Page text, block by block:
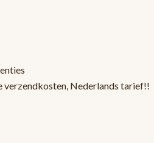
verzendkosten, Nederlands tarief!!